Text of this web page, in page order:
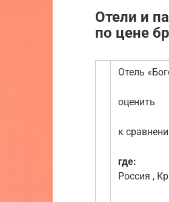
Отели и
по цене
Отель
оценить
к
где:
Россия ,